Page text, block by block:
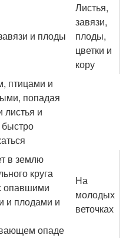
и плоды
Листья,
завязи,
плоды,
цветки и
кору
птицами и
попадая
листья и
в землю
круга
опавшими
и плодами и
опаде
На
молодых
веточках